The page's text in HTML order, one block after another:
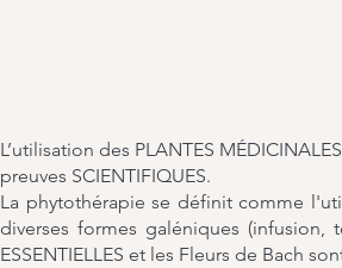
L’utilisation des PLANTES
preuves SCIENTIFIQUES.
La phytothérapie se définit comme
diverses formes galéniques (infusion,
ESSENTIELLES et les Fleurs de Bach